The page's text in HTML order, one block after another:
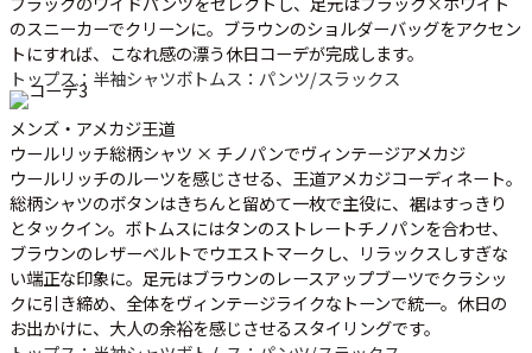
のスニーカーでクリーンに。ブラウンのショルダーバッグをアクセン
トにすれば、こなれ感の漂う休日コーデが完成します。
トップス：半袖シャツボトムス：パンツ/スラックス
メンズ・アメカジ王道
ウールリッチ総柄シャツ × チノパンでヴィンテージアメカジ
ウールリッチのルーツを感じさせる、王道アメカジコーディネート。
総柄シャツのボタンはきちんと留めて一枚で主役に、裾はすっきり
とタックイン。ボトムスにはタンのストレートチノパンを合わせ、
ブラウンのレザーベルトでウエストマークし、リラックスしすぎな
い端正な印象に。足元はブラウンのレースアップブーツでクラシッ
クに引き締め、全体をヴィンテージライクなトーンで統一。休日の
お出かけに、大人の余裕を感じさせるスタイリングです。